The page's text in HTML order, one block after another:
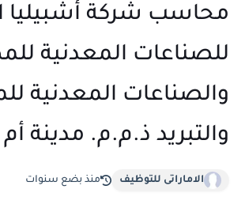
محاسب شركة أشبيليا
للصناعات المعدنية
والصناعات المعدنية
والتبريد ذ.م.م. مدينة أم
الاماراتى للتوظيف منذ بضع سنوات